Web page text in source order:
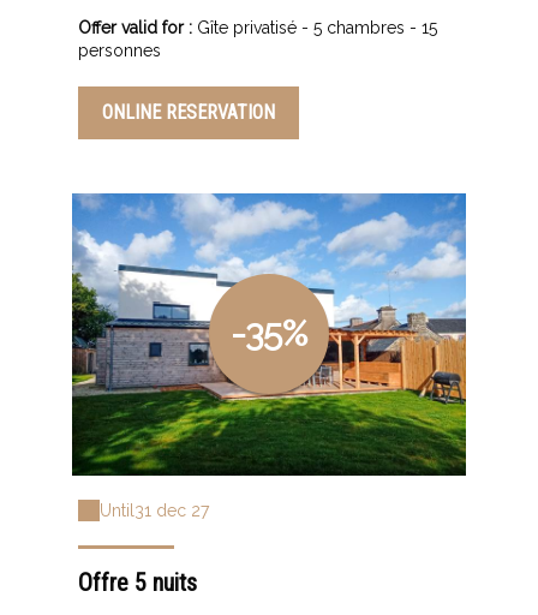
Offer valid for : Gîte privatisé - 5 chambres - 15
personnes
ONLINE RESERVATION
-35%
Until 31 dec 27
Offre 5 nuits